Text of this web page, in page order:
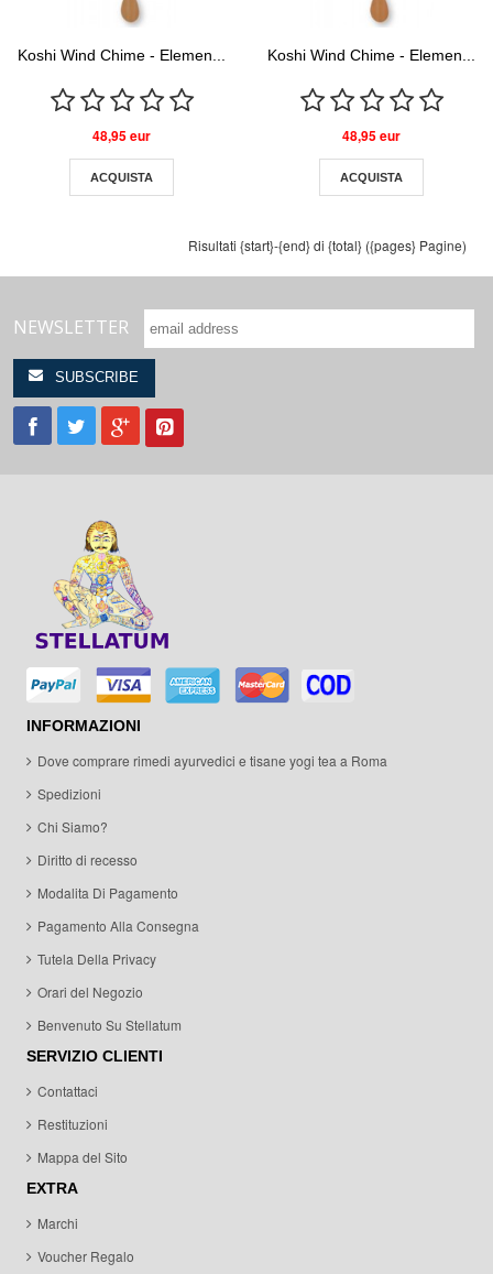
Koshi Wind Chime - Elemen...
48,95 eur
ACQUISTA
Koshi Wind Chime - Elemen...
48,95 eur
ACQUISTA
Risultati {start}-{end} di {total} ({pages} Pagine)
NEWSLETTER
INFORMAZIONI
Dove comprare rimedi ayurvedici e tisane yogi tea a Roma
Spedizioni
Chi Siamo?
Diritto di recesso
Modalita Di Pagamento
Pagamento Alla Consegna
Tutela Della Privacy
Orari del Negozio
Benvenuto Su Stellatum
SERVIZIO CLIENTI
Contattaci
Restituzioni
Mappa del Sito
EXTRA
Marchi
Voucher Regalo